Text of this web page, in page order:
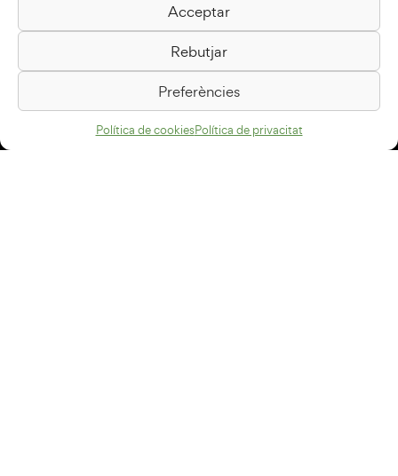
Acceptar
Rebutjar
Preferències
Política de cookiesPolítica de privacitat
Biblioteca Pilarin Bayés
Passeig de la Generalitat, 1
08500 Vic